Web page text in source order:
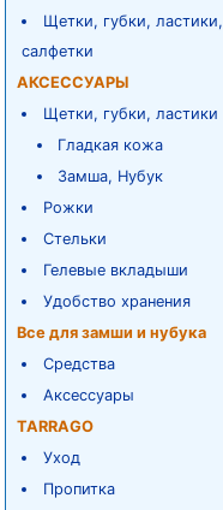
Щетки, губки, ластики,
салфетки
АКСЕССУАРЫ
Щетки, губки, ластики
Гладкая кожа
Замша, Нубук
Рожки
Стельки
Гелевые вкладыши
Удобство хранения
Все для замши и нубука
Средства
Аксессуары
TARRAGO
Уход
Пропитка